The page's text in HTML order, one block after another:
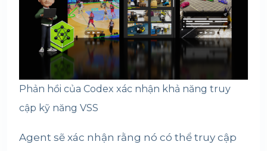
Phản hồi của Codex xác nhận khả năng truy
cập kỹ năng VSS
Agent sẽ xác nhận rằng nó có thể truy cập